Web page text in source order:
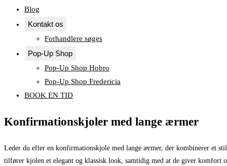
Blog
Kontakt os
Forhandlere søges
Pop-Up Shop
Pop-Up Shop Hobro
Pop-Up Shop Fredericia
BOOK EN TID
Konfirmationskjoler med lange ærmer
Leder du efter en konfirmationskjole med lange ærmer, der kombinerer et
tilfører kjolen et elegant og klassisk look, samtidig med at de giver komfort